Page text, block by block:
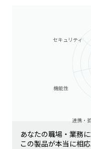
連携・
機能性
セキュリティ
あなたの職場・業務
この製品が本当に相